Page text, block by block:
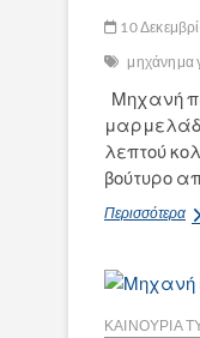
10
μηχάνημα
Μηχανή
λεπτού
βούτυρο
Περισσότερα
ΚΑΙΝΟΎΡΙΑ